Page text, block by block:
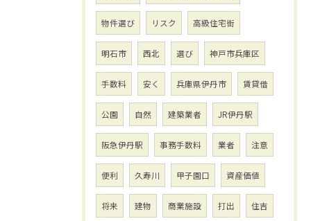
物件選び リスク 高級住宅街
明石市 西北 選び 神戸市兵庫区
手数料 安く 兵庫県伊丹市 賃貸借
公園 自然 建築業者 JR伊丹駅
阪急伊丹駅 事務手数料 業者 注意
便利 久寿川 甲子園口 資産価値
将来 建物 商業施設 打出 住吉